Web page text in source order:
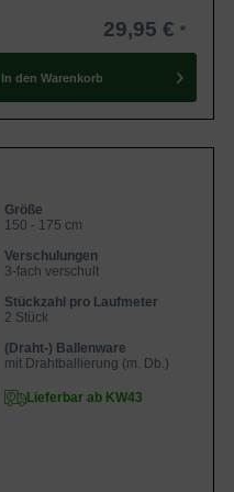
finden Sie die
über den Elaeagnus
Sie ideale
und kräftiges
Tipps und Tricks rund
Ölweide
Beide Jahreszeiten
für ein kräftiges
Sie neue Exemplare nie
29,95 €
In den Warenkorb
Größe
150 - 175 cm
Verschulungen
3-fach verschult
Stückzahl pro Laufmeter
2 Stück
(Draht-) Ballenware
mit Drahtballierung (m. Db.)
Lieferbar ab KW43